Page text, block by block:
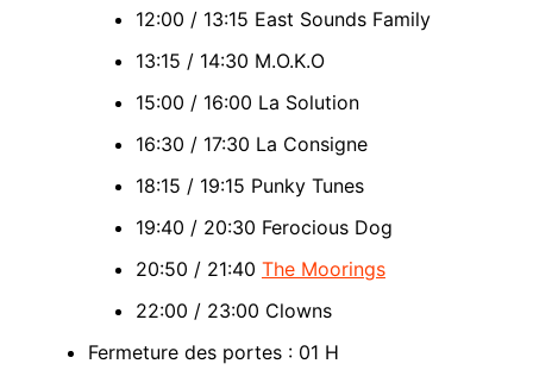
12:00 / 13:15 East Sounds Family
13:15 / 14:30 M.O.K.O
15:00 / 16:00 La Solution
16:30 / 17:30 La Consigne
18:15 / 19:15 Punky Tunes
19:40 / 20:30 Ferocious Dog
20:50 / 21:40 The Moorings
22:00 / 23:00 Clowns
Fermeture des portes : 01 H